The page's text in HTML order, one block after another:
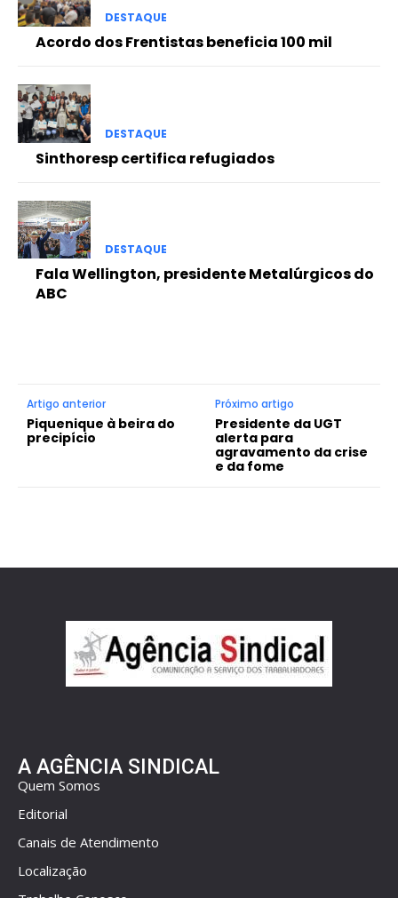
DESTAQUE
Acordo dos Frentistas beneficia 100 mil
DESTAQUE
Sinthoresp certifica refugiados
DESTAQUE
Fala Wellington, presidente Metalúrgicos do
ABC
Artigo anterior
Piquenique à beira do
precipício
Próximo artigo
Presidente da UGT
alerta para
agravamento da crise
e da fome
A AGÊNCIA SINDICAL
Quem Somos
Editorial
Canais de Atendimento
Localização